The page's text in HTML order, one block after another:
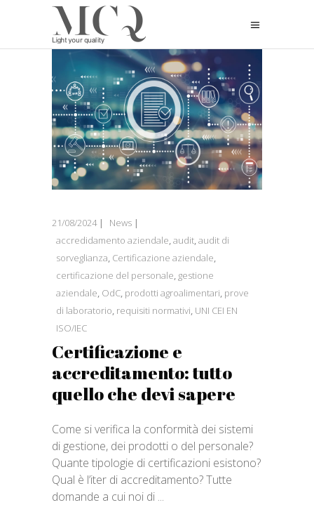
21/08/2024
News
accredidamento aziendale,audit,audit di
sorveglianza, Certificazione aziendale,
certificazione del personale, gestione
aziendale, OdC, prodotti agroalimentari, prove
di laboratorio, requisiti normativi, UNI CEI EN
ISO/IEC
Certificazione e
accreditamento: tutto
quello che devi sapere
Come si verifica la conformità dei sistemi
di gestione, dei prodotti o del personale?
Quante tipologie di certificazioni esistono?
Qual è l’iter di accreditamento? Tutte
domande a cui noi di